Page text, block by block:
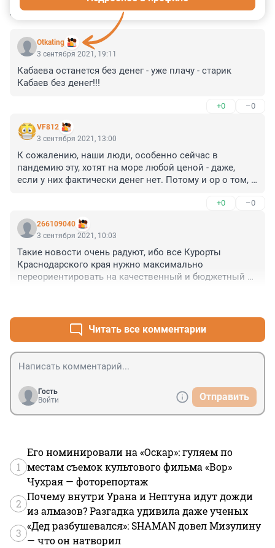
КОММЕНТАРИИ 54
Otkating
3 сентября 2021, 19:11
Кабаева останется без денег - уже плачу - старик
Кабаев без денег!!!
+0 –0
VF812
3 сентября 2021, 13:00
К сожалению, наши люди, особенно сейчас в
пандемию эту, хотят на море любой ценой - даже,
если у них фактически денег нет. Потому и ор о том,
Надо понимать, что если ты едешь в какой-то
гостевой дом или частную гостиничную помойку, то у
тебя будет не отдых а выживание. Нормальный
отдых, что в Сочи, что в Турции стоит денег. И
накладных расходов. В Сочи полно нормального
общепита от столовых до ресторанов, но инет
пестрит "блогерами", которые наперегонки
требует выкидывания денег на, к сожалению, смытые
наши курорты.
+0 –0
266109040
3 сентября 2021, 10:03
Такие новости очень радуют, ибо все Курорты
Краснодарского края нужно максимально
переориентировать на качественный и бюджетный
Про перелет - когда открыта Европа ВСЕГДА Сочи
выходит дороже любого другого места, если лететь с
багажом и в нормальное время вылета/прилета.
Считаю их спасает только то, что есть куча народу,
которому нельзя в ту же Турцию, иначе давно бы там
был полупустырь
Читать все комментарии
Гость
Войти
Отправить
1
Его номинировали на «Оскар»: гуляем по
местам съемок культового фильма «Вор»
Чухрая — фоторепортаж
2
Почему внутри Урана и Нептуна идут дожди
из алмазов? Разгадка удивила даже ученых
3
«Дед разбушевался»: SHAMAN довел Мизулину
— что он натворил